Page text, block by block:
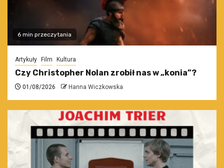
6 min przeczytania
Artykuły Film Kultura
Czy Christopher Nolan zrobił nas w „konia”?
01/08/2026 Hanna Wiczkowska